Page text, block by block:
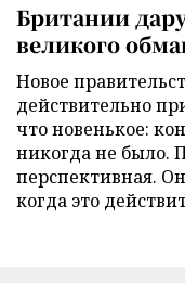
Британии
великого
Новое
действительно
что новенькое:
никогда не было.
перспективная.
когда это